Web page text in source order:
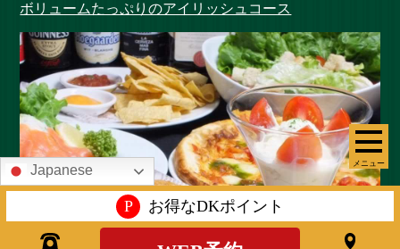
メニュー
ボリュームたっぷりのアイリッシュコース
Japanese
P お得なDKポイント